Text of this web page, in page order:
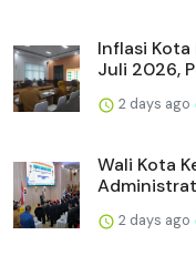
Inflasi Kota
Juli 2026,
2 days ago
Wali Kota
2 days ago